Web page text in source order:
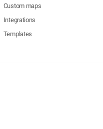
Custom maps
Integrations
Templates